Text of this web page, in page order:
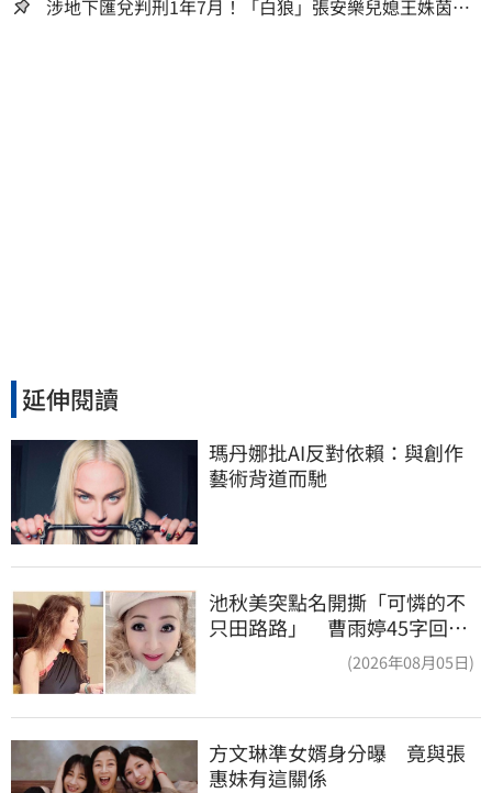
小！
涉地下匯兌判刑1年7月！「白狼」張安樂兒媳王姝茵北
延伸閱讀
瑪丹娜批AI反對依賴：與創作
藝術背道而馳
池秋美突點名開撕「可憐的不
只田路路」 曹雨婷45字回應
(2026年08月05日)
方文琳準女婿身分曝　竟與張
惠妹有這關係